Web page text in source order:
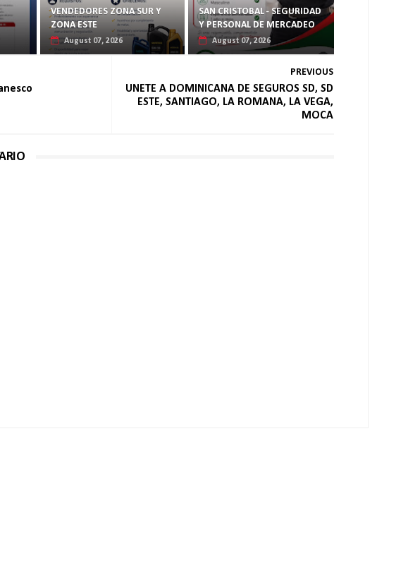
VENDEDORES ZONA SUR Y
ZONA ESTE
August 07, 2026
SAN CRISTOBAL - SEGURIDAD
Y PERSONAL DE MERCADEO
August 07, 2026
PREVIOUS
UNETE A DOMINICANA DE SEGUROS SD, SD
ESTE, SANTIAGO, LA ROMANA, LA VEGA,
MOCA